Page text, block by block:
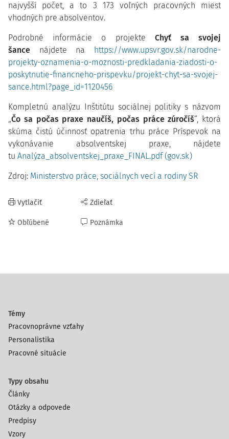
najvyšší počet, a to 3 173 voľných pracovných miest
vhodných pre absolventov.
Podrobné informácie o projekte Chyť sa svojej
šance nájdete na https://www.upsvr.gov.sk/narodne-
projekty-oznamenia-o-moznosti-predkladania-ziadosti-o-
poskytnutie-financneho-prispevku/projekt-chyt-sa-svojej-
sance.html?page_id=1120456
Kompletnú analýzu Inštitútu sociálnej politiky s názvom
„Čo sa počas praxe naučíš, počas práce zúročíš“, ktorá
skúma čistú účinnosť opatrenia trhu práce Príspevok na
vykonávanie absolventskej praxe, nájdete
tu Analýza_absolventskej_praxe_FINAL.pdf (gov.sk)
Zdroj: Ministerstvo práce, sociálnych vecí a rodiny SR
Vytlačiť
Obľúbené
Zdieľať
Poznámka
Témy
Pracovnoprávne vzťahy
Personalistika
Pracovné situácie
Typy obsahu
Články
Otázky a odpovede
Predpisy
Vzory